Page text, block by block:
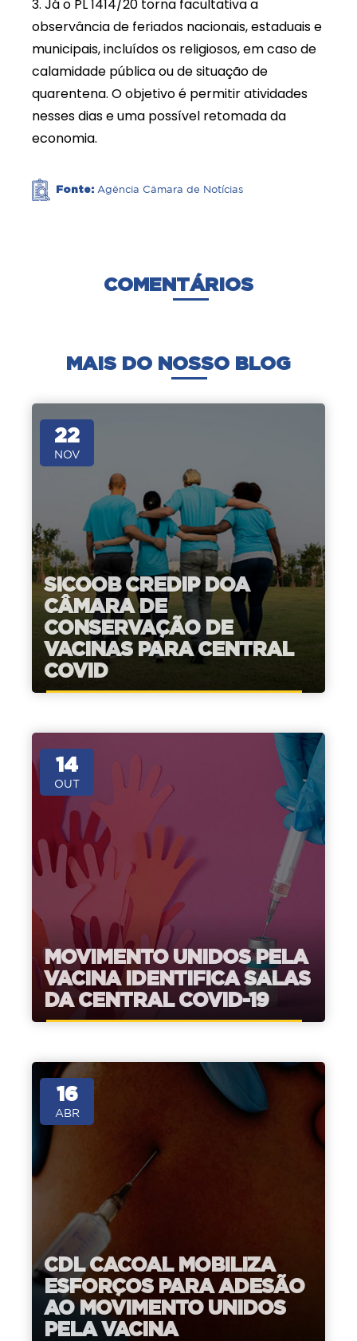
3. Já o PL 1414/20 torna facultativa a
observância de feriados nacionais, estaduais e
municipais, incluídos os religiosos, em caso de
calamidade pública ou de situação de
quarentena. O objetivo é permitir atividades
nesses dias e uma possível retomada da
economia.
Fonte: Agência Câmara de Notícias
COMENTÁRIOS
MAIS DO NOSSO BLOG
22
NOV
SICOOB CREDIP DOA
CÂMARA DE
CONSERVAÇÃO DE
VACINAS PARA CENTRAL
COVID
14
OUT
MOVIMENTO UNIDOS PELA
VACINA IDENTIFICA SALAS
DA CENTRAL COVID-19
16
ABR
CDL CACOAL MOBILIZA
ESFORÇOS PARA ADESÃO
AO MOVIMENTO UNIDOS
PELA VACINA